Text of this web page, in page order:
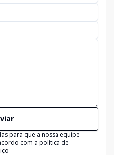
para que a nossa equipe
com a política de